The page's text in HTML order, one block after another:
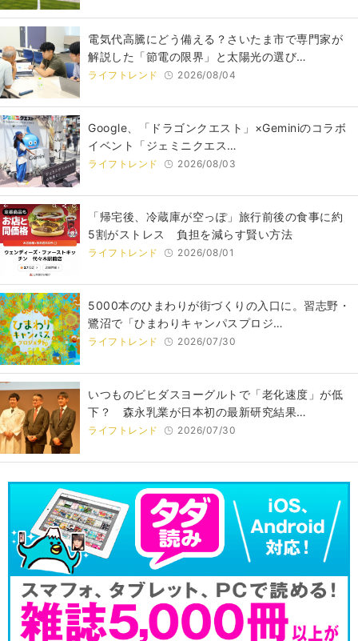
電気代高騰にどう備える？さいたま市で専門家が
解説した「節電の限界」と太陽光の選び…
ライフトレンド 2026/08/04
Google、「ドラゴンクエスト」×Geminiのコラボ
イベント「ジェミニクエス…
ライフトレンド 2026/08/03
「帰宅後、冷蔵庫が空っぽ」旅行前後の食事に約
5割がストレス 負担を減らす賢い方法
ライフトレンド 2026/08/01
5000本のひまわりが街づくりの入口に。習志野・
鷺沼で「ひまわりキャンパスプロジ…
ライフトレンド 2026/07/30
いつものビヒダスヨーグルトで「老化速度」が低
下？ 森永乳業が日本初の最新研究結果…
ライフトレンド 2026/07/30